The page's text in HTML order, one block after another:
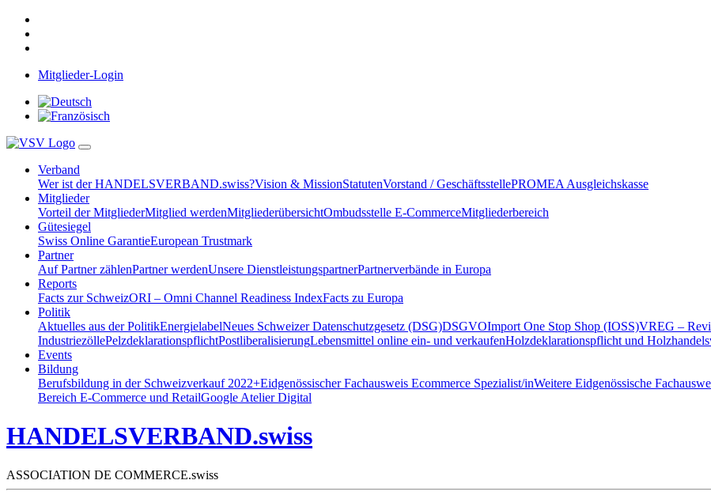
Mitglieder-Login
Verband
Wer ist der HANDELSVERBAND.swiss?Vision & MissionStatutenVorstand / GeschäftsstellePROMEA Ausgleichskasse
Mitglieder
Vorteil der MitgliederMitglied werdenMitgliederübersichtOmbudsstelle E-CommerceMitgliederbereich
Gütesiegel
Swiss Online GarantieEuropean Trustmark
Partner
Auf Partner zählenPartner werdenUnsere DienstleistungspartnerPartnerverbände in Europa
Reports
Facts zur SchweizORI – Omni Channel Readiness IndexFacts zu Europa
Politik
Aktuelles aus der PolitikEnergielabelNeues Schweizer Datenschutzgesetz (DSG)DSGVOImport One Stop Shop (IOSS)VREG –
IndustriezöllePelzdeklarationspflichtPostliberalisierungLebensmittel online ein- und verkaufenHolzdeklarationspflicht und
Events
Bildung
Berufsbildung in der Schweizverkauf 2022+Eidgenössischer Fachausweis Ecommerce Spezialist/inWeitere Eidgenössische
Bereich E-Commerce und RetailGoogle Atelier Digital
HANDELSVERBAND.swiss
ASSOCIATION DE COMMERCE.swiss